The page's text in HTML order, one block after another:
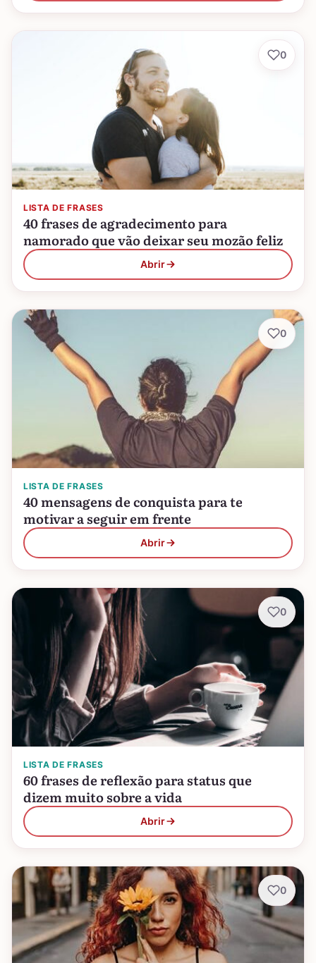
LISTA DE FRASES
40 frases de agradecimento para
namorado que vão deixar seu mozão feliz
Abrir
0
LISTA DE FRASES
40 mensagens de conquista para te
motivar a seguir em frente
Abrir
0
LISTA DE FRASES
60 frases de reflexão para status que
dizem muito sobre a vida
Abrir
0
0